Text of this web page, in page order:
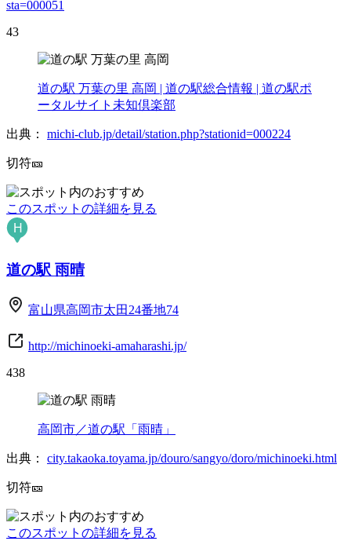
sta=000051
43
道の駅 万葉の里 高岡 | 道の駅総合情報 | 道の駅ポ
ータルサイト未知倶楽部
出典： michi-club.jp/detail/station.php?stationid=000224
切符🎫
このスポットの詳細を見る
H
道の駅 雨晴
富山県高岡市太田24番地74
http://michinoeki-amaharashi.jp/
438
高岡市／道の駅「雨晴」
出典： city.takaoka.toyama.jp/douro/sangyo/doro/michinoeki.html
切符🎫
このスポットの詳細を見る